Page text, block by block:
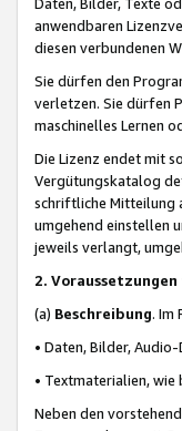
anwendbaren
diesen verbundenen
Sie dürfen den
verletzen. Sie dürfen
maschinelles Lernen
Die Lizenz endet mit
Vergütungskatalog
schriftliche Mitteilung
umgehend einstellen
jeweils verlangt,
2.
(a) Beschreibung. Im
• Daten, Bilder,
• Textmaterialien,
Neben den